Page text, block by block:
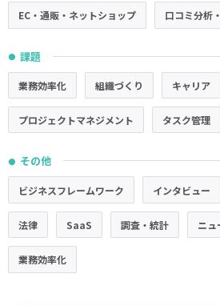
EC・通販・ネットショップ 口コミ分析
● 課題
業務効率化 組織づくり キャリア
プロジェクトマネジメント タスク管理
● その他
ビジネスフレームワーク インタビュー
法律 SaaS 調査・統計 ニュ
業務効率化